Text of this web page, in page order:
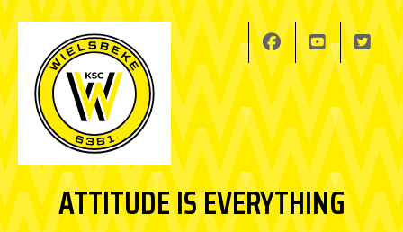
ATTITUDE IS EVERYTHING